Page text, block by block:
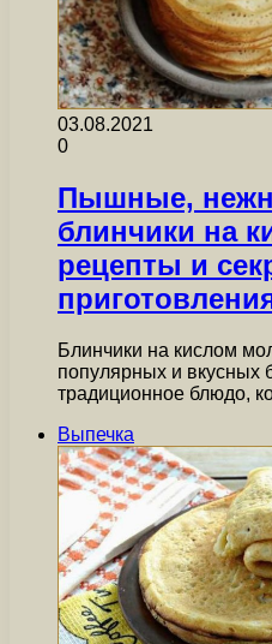
03.08.2021
0
Пышные,
блинчики на
рецепты и
Блинчики на кислом
популярных и вкусных
традиционное блюдо,
Выпечка